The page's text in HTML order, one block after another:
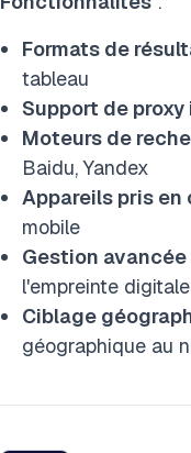
Formats de
tableau
Support de proxy
Moteurs de
Baidu, Yandex
Appareils pris en
mobile
Gestion avancée
l'empreinte
Ciblage
géographique au